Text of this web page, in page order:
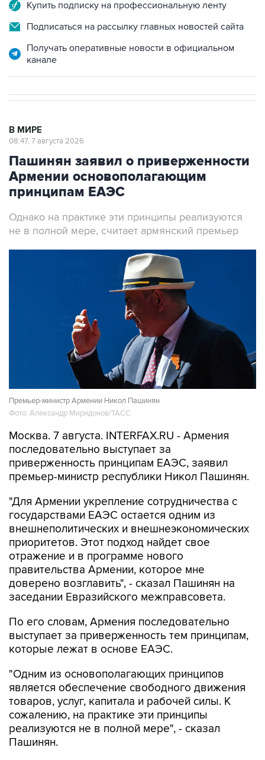
Купить подписку на профессиональную ленту
Подписаться на рассылку главных новостей сайта
Получать оперативные новости в официальном
канале
В МИРЕ
08:47, 7 августа 2026
Пашинян заявил о приверженности
Армении основополагающим
принципам ЕАЭС
Однако на практике эти принципы реализуются
не в полной мере, считает армянский премьер
Премьер-министр Армении Никол Пашинян
Фото: Александр Миридонов/ТАСС
Москва. 7 августа. INTERFAX.RU - Армения
последовательно выступает за
приверженность принципам ЕАЭС, заявил
премьер-министр республики Никол Пашинян.
"Для Армении укрепление сотрудничества с
государствами ЕАЭС остается одним из
внешнеполитических и внешнеэкономических
приоритетов. Этот подход найдет свое
отражение и в программе нового
правительства Армении, которое мне
доверено возглавить", - сказал Пашинян на
заседании Евразийского межправсовета.
По его словам, Армения последовательно
выступает за приверженность тем принципам,
которые лежат в основе ЕАЭС.
"Одним из основополагающих принципов
является обеспечение свободного движения
товаров, услуг, капитала и рабочей силы. К
сожалению, на практике эти принципы
реализуются не в полной мере", - сказал
Пашинян.